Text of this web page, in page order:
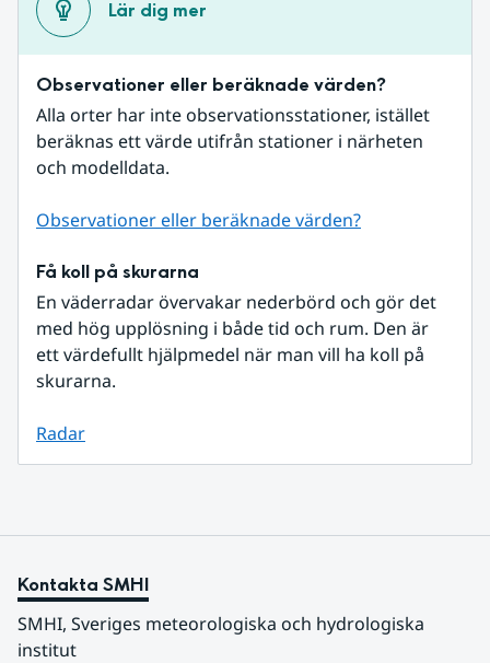
Lär dig mer
Observationer eller beräknade värden?
Alla orter har inte observationsstationer, istället
beräknas ett värde utifrån stationer i närheten
och modelldata.
Observationer eller beräknade värden?
Få koll på skurarna
En väderradar övervakar nederbörd och gör det
med hög upplösning i både tid och rum. Den är
ett värdefullt hjälpmedel när man vill ha koll på
skurarna.
Radar
Kontakta SMHI
SMHI, Sveriges meteorologiska och hydrologiska
institut